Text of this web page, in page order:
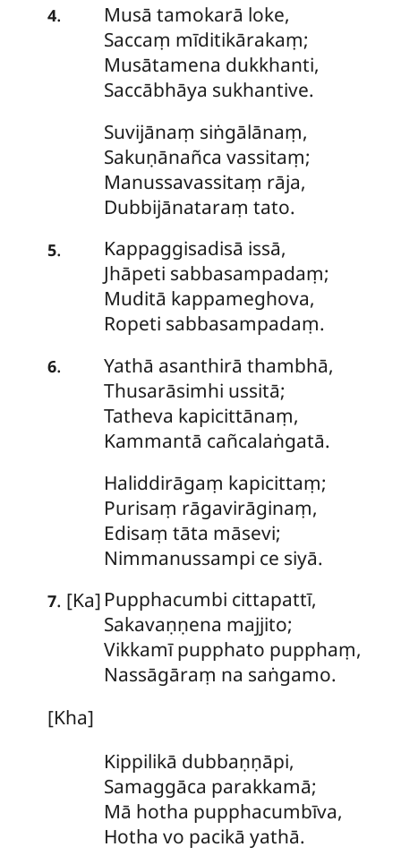
4. Musā tamokarā loke,
Saccaṃ mīditikārakaṃ;
Musātamena dukkhanti,
Saccābhāya sukhantive.
Suvijānaṃ siṅgālānaṃ,
Sakuṇānañca vassitaṃ;
Manussavassitaṃ rāja,
Dubbijānataraṃ tato.
5. Kappaggisadisā issā,
Jhāpeti sabbasampadaṃ;
Muditā kappameghova,
Ropeti sabbasampadaṃ.
6. Yathā asanthirā thambhā,
Thusarāsimhi ussitā;
Tatheva kapicittānaṃ,
Kammantā cañcalaṅgatā.
Haliddirāgaṃ kapicittaṃ;
Purisaṃ rāgavirāginaṃ,
Edisaṃ tāta māsevi;
Nimmanussampi ce siyā.
7. [Ka] Pupphacumbi cittapattī,
Sakavaṇṇena majjito;
Vikkamī pupphato pupphaṃ,
Nassāgāraṃ na saṅgamo.
[Kha]
Kippilikā dubbaṇṇāpi,
Samaggāca parakkamā;
Mā hotha pupphacumbīva,
Hotha vo pacikā yathā.